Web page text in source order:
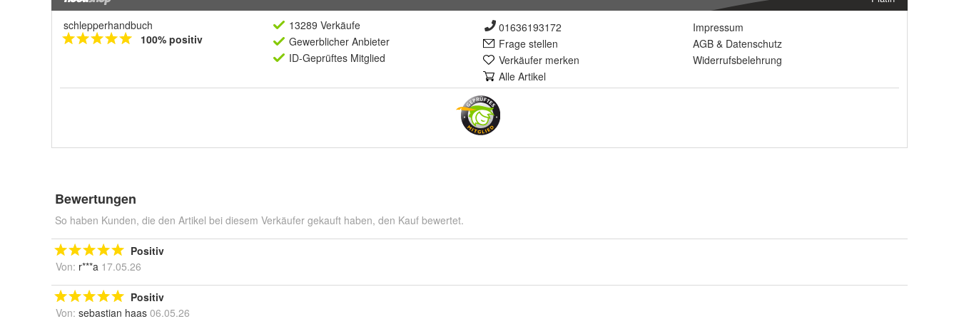
schlepperhandbuch
100% positiv
13289 Verkäufe
Gewerblicher Anbieter
ID-Geprüftes Mitglied
01636193172
Frage stellen
Verkäufer merken
Alle Artikel
Impressum
AGB & Datenschutz
Widerrufsbelehrung
Bewertungen
So haben Kunden, die den Artikel bei diesem Verkäufer gekauft haben, den Kauf bewertet.
Positiv
Von: r***a 17.05.26
Positiv
Von: sebastian haas 06.05.26